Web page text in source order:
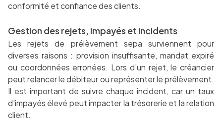
conformité et confiance des clients.
Gestion des rejets, impayés et incidents
Les rejets de prélèvement sepa surviennent pour
diverses raisons : provision insuffisante, mandat expiré
ou coordonnées erronées. Lors d’un rejet, le créancier
peut relancer le débiteur ou représenter le prélèvement.
Il est important de suivre chaque incident, car un taux
d’impayés élevé peut impacter la trésorerie et la relation
client.